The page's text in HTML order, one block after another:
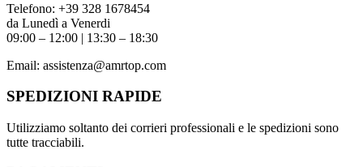
Telefono: +39 328 1678454
da Lunedì a Venerdi
09:00 – 12:00 | 13:30 – 18:30
Email: assistenza@amrtop.com
SPEDIZIONI RAPIDE
Utilizziamo soltanto dei corrieri professionali e le spedizioni sono
tutte tracciabili.